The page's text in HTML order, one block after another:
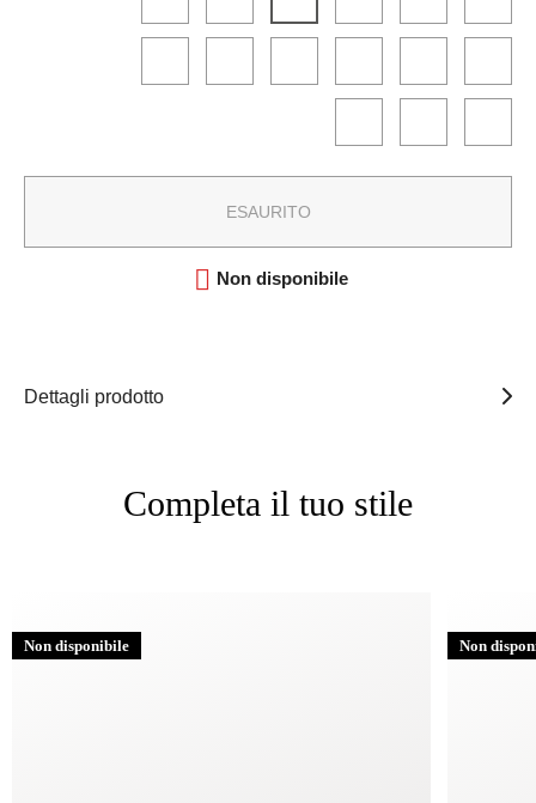
ESAURITO
 Non disponibile
Dettagli prodotto
Completa il tuo stile
Non disponibile Non